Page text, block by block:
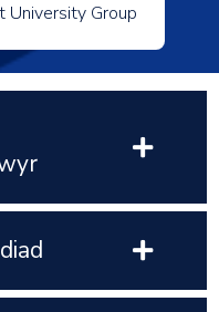
University Group